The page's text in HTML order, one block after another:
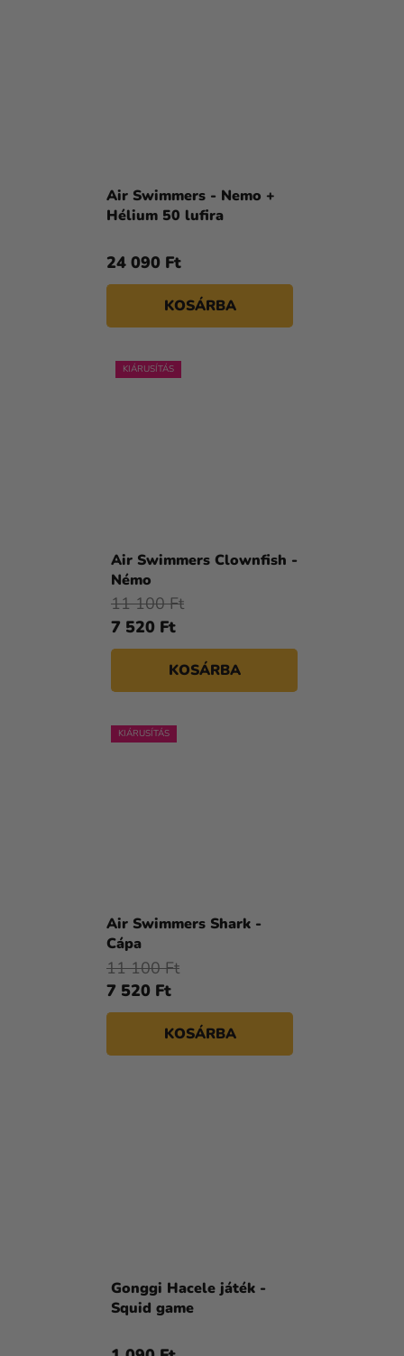
Air Swimmers - Nemo +
Hélium 50 lufira
24 090 Ft
KOSÁRBA
KIÁRUSÍTÁS
Air Swimmers Clownfish -
Némo
7 520 Ft
11 100 Ft
KOSÁRBA
KIÁRUSÍTÁS
Air Swimmers Shark -
Cápa
7 520 Ft
11 100 Ft
KOSÁRBA
Gonggi Hacele játék -
Squid game